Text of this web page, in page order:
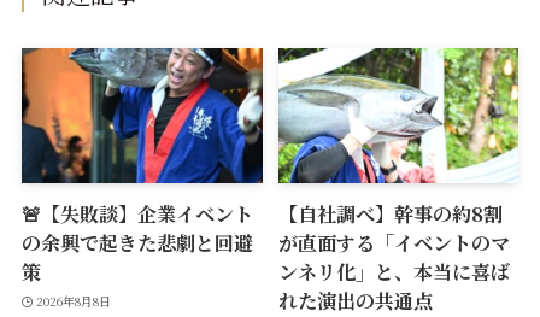
🚨【失敗談】企業イベント
の余興で起きた悲劇と回避
策
2026年8月8日
【自社調べ】幹事の約8割
が直面する「イベントのマ
ンネリ化」と、本当に喜ば
れた演出の共通点